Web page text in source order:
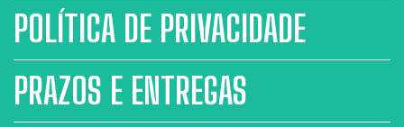
POLÍTICA DE PRIVACIDADE
PRAZOS E ENTREGAS